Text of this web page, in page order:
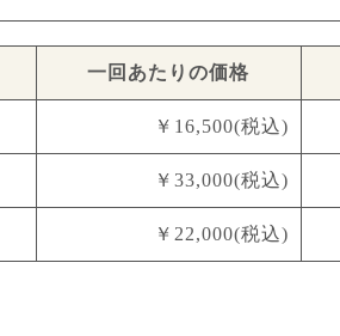
一回あたりの価格
￥16,500(税込)
￥33,000(税込)
￥22,000(税込)